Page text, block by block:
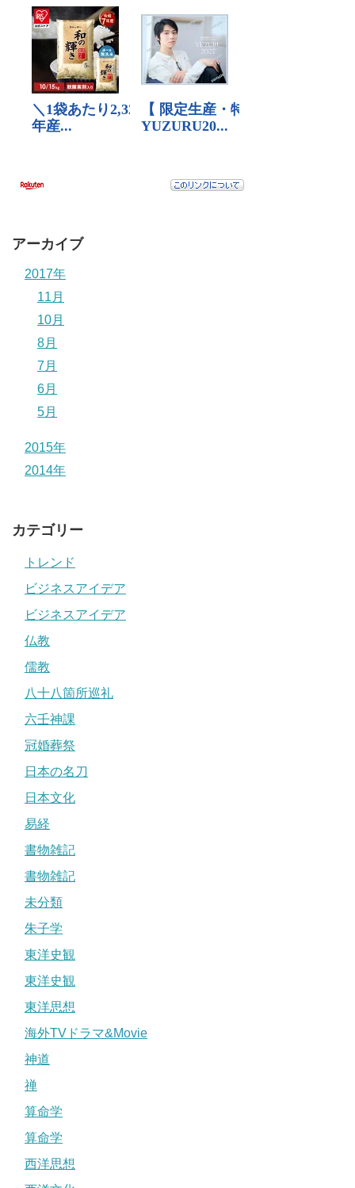
アーカイブ
2017年
11月
10月
8月
7月
6月
5月
2015年
2014年
カテゴリー
トレンド
ビジネスアイデア
ビジネスアイデア
仏教
儒教
八十八箇所巡礼
六壬神課
冠婚葬祭
日本の名刀
日本文化
易経
書物雑記
書物雑記
未分類
朱子学
東洋史観
東洋史観
東洋思想
海外TVドラマ&Movie
神道
禅
算命学
算命学
西洋思想